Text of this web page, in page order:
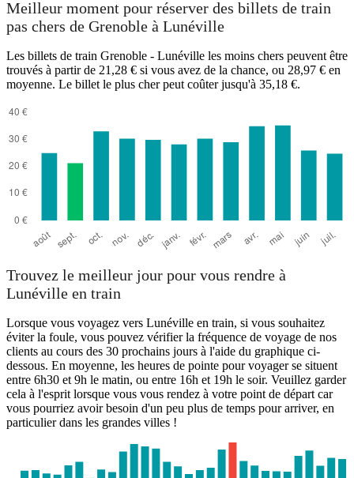
Meilleur moment pour réserver des billets de train
pas chers de Grenoble à Lunéville
Les billets de train Grenoble - Lunéville les moins chers peuvent être
trouvés à partir de 21,28 € si vous avez de la chance, ou 28,97 € en
moyenne. Le billet le plus cher peut coûter jusqu'à 35,18 €.
Trouvez le meilleur jour pour vous rendre à
Lunéville en train
Lorsque vous voyagez vers Lunéville en train, si vous souhaitez
éviter la foule, vous pouvez vérifier la fréquence de voyage de nos
clients au cours des 30 prochains jours à l'aide du graphique ci-
dessous. En moyenne, les heures de pointe pour voyager se situent
entre 6h30 et 9h le matin, ou entre 16h et 19h le soir. Veuillez garder
cela à l'esprit lorsque vous vous rendez à votre point de départ car
vous pourriez avoir besoin d'un peu plus de temps pour arriver, en
particulier dans les grandes villes !